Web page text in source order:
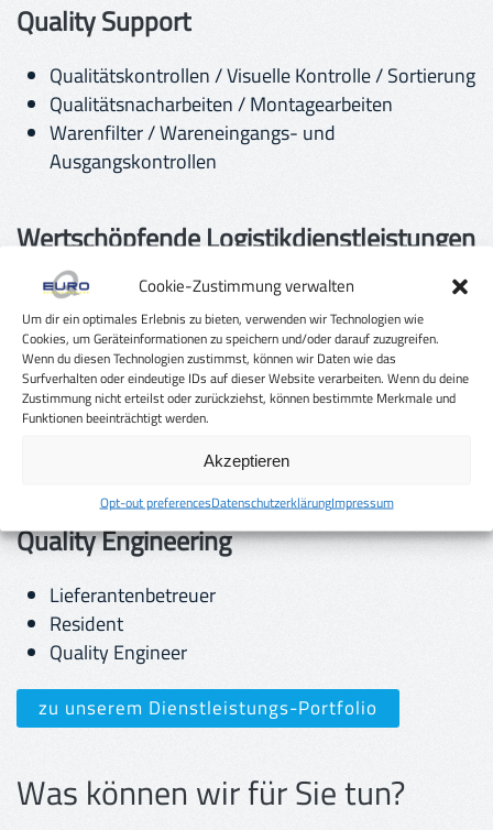
Cookie-Zustimmung verwalten
Um dir ein optimales Erlebnis zu bieten, verwenden wir Technologien wie
Cookies, um Geräteinformationen zu speichern und/oder darauf zuzugreifen.
Wenn du diesen Technologien zustimmst, können wir Daten wie das
Surfverhalten oder eindeutige IDs auf dieser Website verarbeiten. Wenn du deine
Zustimmung nicht erteilst oder zurückziehst, können bestimmte Merkmale und
Funktionen beeinträchtigt werden.
Akzeptieren
Opt-out preferencesDatenschutzerklärungImpressum
Quality Support
Qualitätskontrollen / Visuelle Kontrolle / Sortierung
Qualitätsnacharbeiten / Montagearbeiten
Warenfilter / Wareneingangs- und
Ausgangskontrollen
Wertschöpfende Logistikdienstleistungen
Verpacken und Umpacken von Bauteilen oder
Bauteilgruppen
Etikettieren und Umetikettieren von einzelnen
Bauteilen und Verpackungseinheiten
Transportabwicklung des regionalen Lieferverkehrs
zwischen unserer Niederlassung und Ihrem
Quality Engineering
Lieferantenbetreuer
Resident
Quality Engineer
zu unserem Dienstleistungs-Portfolio
Was können wir für Sie tun?